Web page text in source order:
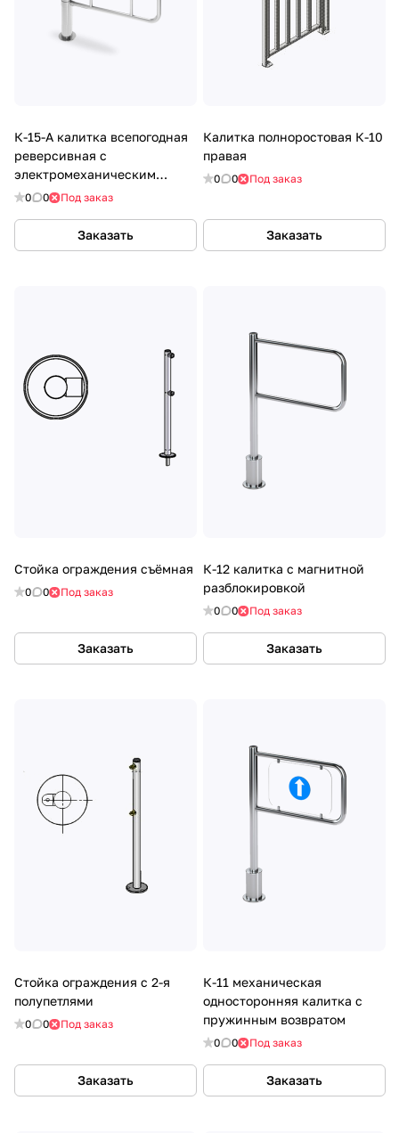
К-15-A калитка всепогодная
реверсивная с
электромеханическим
фиксатором
0 0 Под заказ
Заказать
Калитка полноростовая К-10
правая
0 0 Под заказ
Заказать
Стойка ограждения съёмная
0 0 Под заказ
Заказать
К-12 калитка с магнитной
разблокировкой
0 0 Под заказ
Заказать
Стойка ограждения с 2-я
полупетлями
0 0 Под заказ
Заказать
К-11 механическая
односторонняя калитка с
пружинным возвратом
0 0 Под заказ
Заказать